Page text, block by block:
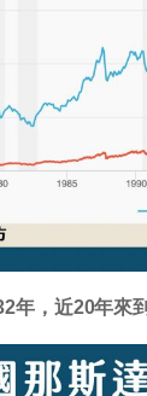
年，近20年來